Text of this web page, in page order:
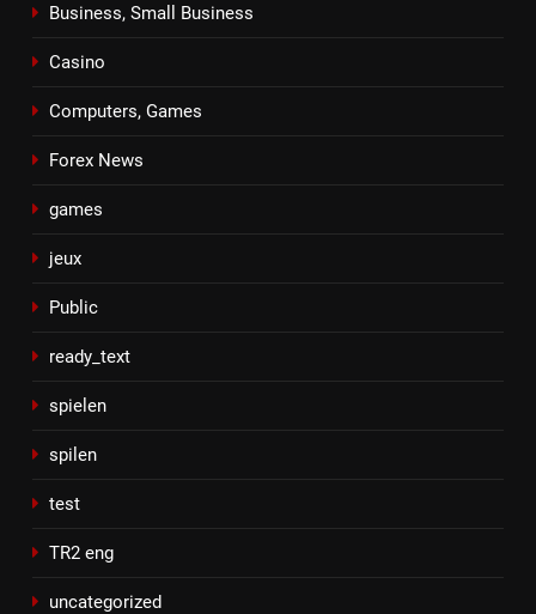
Business, Small Business
Casino
Computers, Games
Forex News
games
jeux
Public
ready_text
spielen
spilen
test
TR2 eng
uncategorized